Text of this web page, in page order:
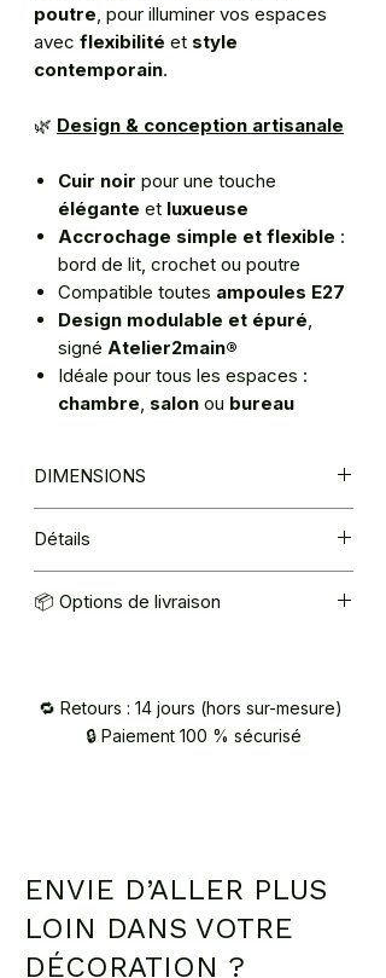
poutre, pour illuminer vos espaces
avec flexibilité et style
contemporain.
🌿 Design & conception artisanale
Cuir noir pour une touche
élégante et luxueuse
Accrochage simple et flexible :
bord de lit, crochet ou poutre
Compatible toutes ampoules E27
Design modulable et épuré,
signé Atelier2main®
Idéale pour tous les espaces :
chambre, salon ou bureau
DIMENSIONS
Détails
Câble : coton rayé noir et blanc
📦 Options de livraison
sur RDV / contact@atelier2main.fr
🔁 Retours : 14 jours (hors sur-mesure)
🔒 Paiement 100 % sécurisé
ENVIE D’ALLER PLUS
LOIN DANS VOTRE
DÉCORATION ?